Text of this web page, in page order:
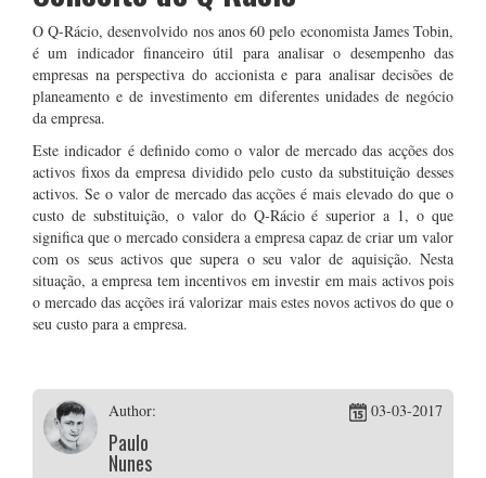
O Q-Rácio, desenvolvido nos anos 60 pelo economista James Tobin,
é um indicador financeiro útil para analisar o desempenho das
empresas na perspectiva do accionista e para analisar decisões de
planeamento e de investimento em diferentes unidades de negócio
da empresa.
Este indicador é definido como o valor de mercado das acções dos
activos fixos da empresa dividido pelo custo da substituição desses
activos. Se o valor de mercado das acções é mais elevado do que o
custo de substituição, o valor do Q-Rácio é superior a 1, o que
significa que o mercado considera a empresa capaz de criar um valor
com os seus activos que supera o seu valor de aquisição. Nesta
situação, a empresa tem incentivos em investir em mais activos pois
o mercado das acções irá valorizar mais estes novos activos do que o
seu custo para a empresa.
Author:
Paulo
Nunes
03-03-2017